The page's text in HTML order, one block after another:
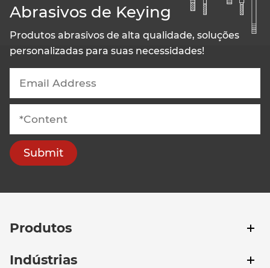
Abrasivos de Keying
Produtos abrasivos de alta qualidade, soluções
personalizadas para suas necessidades!
Submit
Produtos
Indústrias